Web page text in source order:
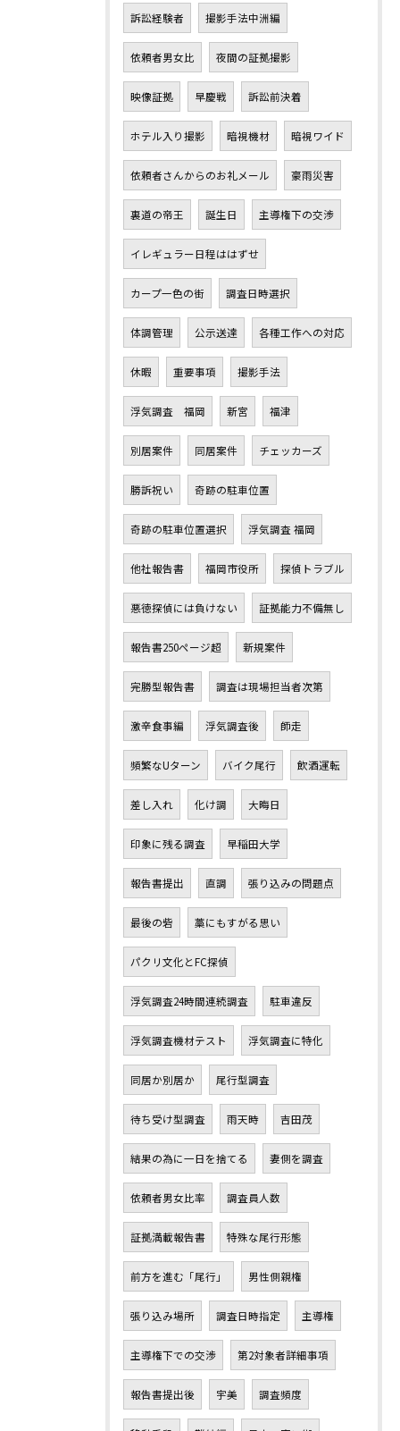
訴訟経験者 撮影手法中洲編
依頼者男女比 夜間の証拠撮影
映像証拠 早慶戦 訴訟前決着
ホテル入り撮影 暗視機材 暗視ワイド
依頼者さんからのお礼メール 豪雨災害
裏道の帝王 誕生日 主導権下の交渉
イレギュラー日程ははずせ
カープ一色の街 調査日時選択
体調管理 公示送達 各種工作への対応
休暇 重要事項 撮影手法
浮気調査 福岡 新宮 福津
別居案件 同居案件 チェッカーズ
勝訴祝い 奇跡の駐車位置
奇跡の駐車位置選択 浮気調査 福岡
他社報告書 福岡市役所 探偵トラブル
悪徳探偵には負けない 証拠能力不備無し
報告書250ページ超 新規案件
完勝型報告書 調査は現場担当者次第
激辛食事編 浮気調査後 師走
頻繁なUターン バイク尾行 飲酒運転
差し入れ 化け調 大晦日
印象に残る調査 早稲田大学
報告書提出 直調 張り込みの問題点
最後の砦 藁にもすがる思い
パクリ文化とFC探偵
浮気調査24時間連続調査 駐車違反
浮気調査機材テスト 浮気調査に特化
同居か別居か 尾行型調査
待ち受け型調査 雨天時 吉田茂
結果の為に一日を捨てる 妻側を調査
依頼者男女比率 調査員人数
証拠満載報告書 特殊な尾行形態
前方を進む「尾行」 男性側親権
張り込み場所 調査日時指定 主導権
主導権下での交渉 第2対象者詳細事項
報告書提出後 宇美 調査頻度